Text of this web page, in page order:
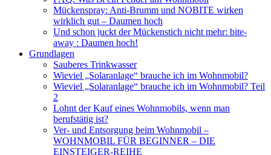
Mückenspray: Anti-Brumm und NOBITE wirken
wirklich gut – Daumen hoch
Und schon juckt der Mückenstich nicht mehr: bite-
away : Daumen hoch!
Grundlagen
Sauberes Trinkwasser
Wieviel „Solaranlage“ brauche ich im Wohnmobil?
Wieviel „Solaranlage“ brauche ich im Wohnmobil? Teil
2
Lohnt der Kauf eines Wohnmobils, wenn man
berufstätig ist?
Ver- und Entsorgung beim Wohnmobil –
WOHNMOBIL FÜR BEGINNER – DIE
EINSTEIGER-REIHE